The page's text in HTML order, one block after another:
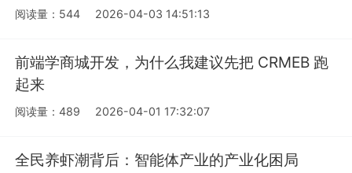
阅读量：544 2026-04-03 14:51:13
前端学商城开发，为什么我建议先把 CRMEB 跑
起来
阅读量：489 2026-04-01 17:32:07
全民养虾潮背后：智能体产业的产业化困局